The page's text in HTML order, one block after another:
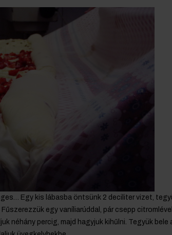
Egy kis lábasba öntsünk 2 deciliter vizet,
egy vaníliarúddal, pár csepp
néhány percig, majd hagyjuk kihűlni. Tegyük bele